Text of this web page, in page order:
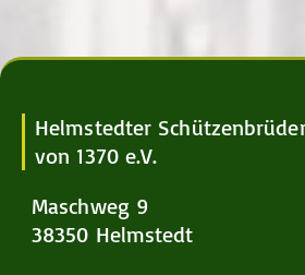
Helmstedter
von 1370 e.V.
Maschweg 9
38350 Helmstedt